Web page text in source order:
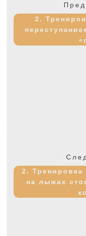
2.
2. Тренировка
на лыжах